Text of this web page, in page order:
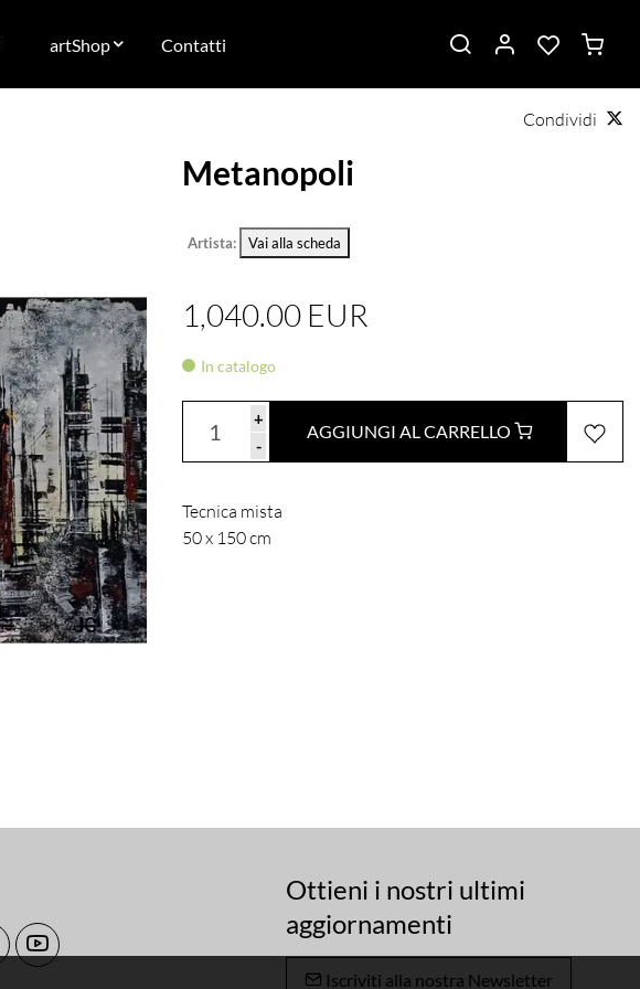
artShop Contatti
Condividi
Metanopoli
Artista: Vai alla scheda
1,040.00 EUR
In catalogo
+
-
AGGIUNGI AL CARRELLO
Tecnica mista
50 x 150 cm
Ottieni i nostri ultimi
aggiornamenti
Iscriviti alla nostra Newsletter